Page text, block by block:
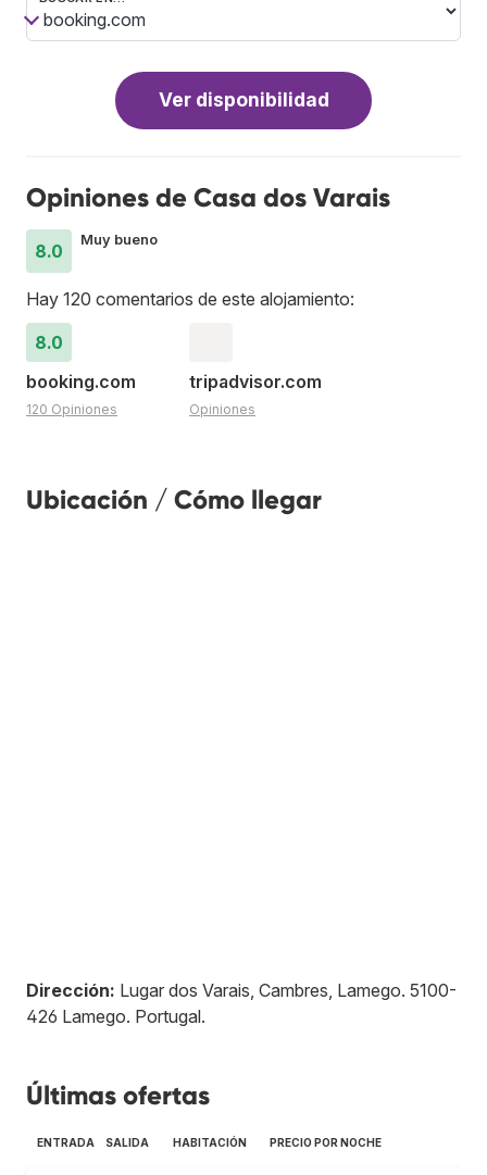
Ver disponibilidad
Opiniones de Casa dos Varais
8.0
Muy bueno
Hay 120 comentarios de este alojamiento:
8.0
booking.com
120 Opiniones
tripadvisor.com
Opiniones
Ubicación / Cómo llegar
Dirección: Lugar dos Varais, Cambres, Lamego. 5100-
426 Lamego. Portugal.
Últimas ofertas
ENTRADA SALIDA HABITACIÓN PRECIO POR NOCHE